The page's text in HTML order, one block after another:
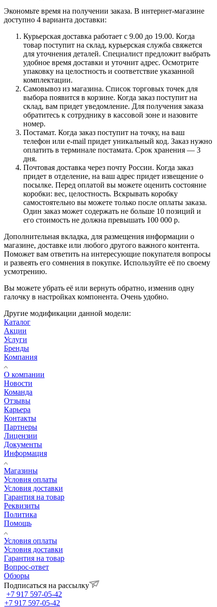
Экономьте время на получении заказа. В интернет-магазине
доступно 4 варианта доставки:
Курьерская доставка работает с 9.00 до 19.00. Когда
товар поступит на склад, курьерская служба свяжется
для уточнения деталей. Специалист предложит выбрать
удобное время доставки и уточнит адрес. Осмотрите
упаковку на целостность и соответствие указанной
комплектации.
Самовывоз из магазина. Список торговых точек для
выбора появится в корзине. Когда заказ поступит на
склад, вам придет уведомление. Для получения заказа
обратитесь к сотруднику в кассовой зоне и назовите
номер.
Постамат. Когда заказ поступит на точку, на ваш
телефон или e-mail придет уникальный код. Заказ нужно
оплатить в терминале постамата. Срок хранения — 3
дня.
Почтовая доставка через почту России. Когда заказ
придет в отделение, на ваш адрес придет извещение о
посылке. Перед оплатой вы можете оценить состояние
коробки: вес, целостность. Вскрывать коробку
самостоятельно вы можете только после оплаты заказа.
Один заказ может содержать не больше 10 позиций и
его стоимость не должна превышать 100 000 р.
Дополнительная вкладка, для размещения информации о
магазине, доставке или любого другого важного контента.
Поможет вам ответить на интересующие покупателя вопросы
и развеять его сомнения в покупке. Используйте её по своему
усмотрению.
Вы можете убрать её или вернуть обратно, изменив одну
галочку в настройках компонента. Очень удобно.
Другие модификации данной модели:
Каталог
Акции
Услуги
Бренды
Компания
О компании
Новости
Команда
Отзывы
Карьера
Контакты
Партнеры
Лицензии
Документы
Информация
Магазины
Условия оплаты
Условия доставки
Гарантия на товар
Реквизиты
Политика
Помощь
Условия оплаты
Условия доставки
Гарантия на товар
Вопрос-ответ
Обзоры
Подписаться на рассылку
+7 917 597-05-42
+7 917 597-05-42